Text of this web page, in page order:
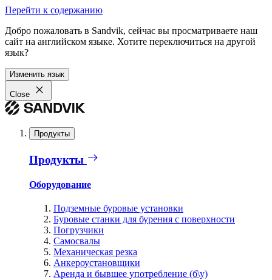
Перейти к содержанию
Добро пожаловать в Sandvik, сейчас вы просматриваете наш
сайт на английском языке. Хотите переключиться на другой
язык?
Изменить язык
Close
Продукты
Продукты
Оборудование
Подземные буровые установки
Буровые станки для бурения с поверхности
Погрузчики
Самосвалы
Механическая резка
Анкероустановщики
Аренда и бывшее употребление (б\у)